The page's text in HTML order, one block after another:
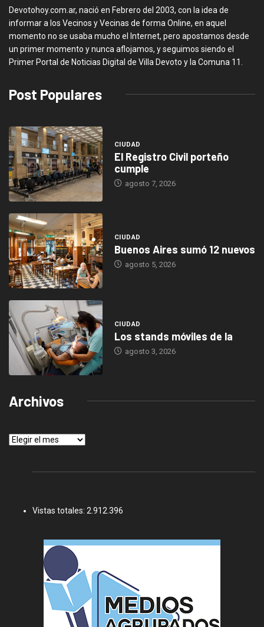
Devotohoy.com.ar, nació en Febrero del 2003, con la idea de
informar a los Vecinos y Vecinas de forma Online, en aquel
momento no se usaba mucho el Internet, pero apostamos desde
un primer momento y nunca aflojamos, y seguimos siendo el
Primer Portal de Noticias Digital de Villa Devoto y la Comuna 11.
Post Populares
CIUDAD
El Registro Civil porteño
cumple
agosto 7, 2026
CIUDAD
Buenos Aires sumó 12 nuevos
agosto 5, 2026
CIUDAD
Los stands móviles de la
agosto 3, 2026
Archivos
Archivos
Vistas totales: 2.912.396